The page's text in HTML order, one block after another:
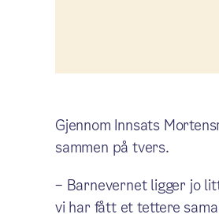
Gjennom Innsats
sammen på tvers.
– Barnevernet ligger jo
vi har fått et tettere